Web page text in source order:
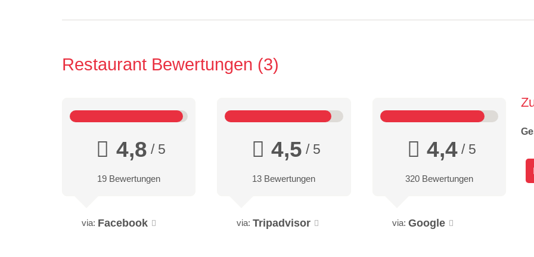
Restaurant Bewertungen 3
4,8 / 5
19 Bewertungen
via: Facebook
4,5 / 5
13 Bewertungen
via: Tripadvisor
4,4/ 5
320 Bewertungen
via: Google